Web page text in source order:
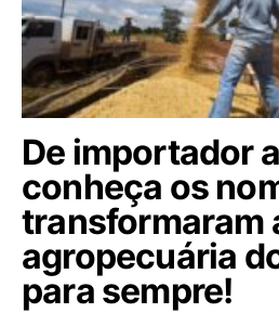
De importador
conheça os
transformaram
agropecuária
para sempre!